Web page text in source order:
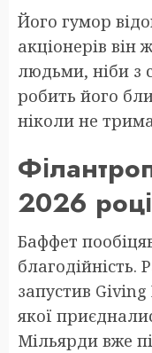
Його гумор
акціонерів він
людьми, ніби з
робить його
ніколи не
2026 році
Баффет
благодійність.
запустив Giving
якої
Мільярди вже